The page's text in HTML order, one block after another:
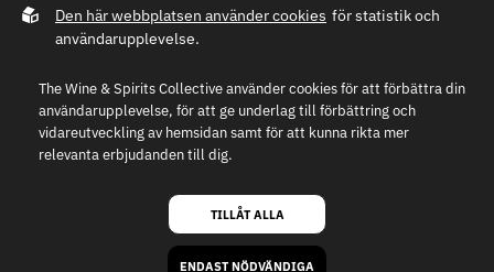
Kungsgatan 50
111 35 Stockholm
Webb av Sphinxly,CMS easyweb
Integritetspolicy
Den här webbplatsen använder cookies för statistik och
användarupplevelse.
The Wine & Spirits Collective använder cookies för att förbättra din
användarupplevelse, för att ge underlag till förbättring och
vidareutveckling av hemsidan samt för att kunna rikta mer
relevanta erbjudanden till dig.
personuppgiftspolicy. Om du samtycker till vår
. Om du vill ändra ditt val i efterhand
hittar du den möjligheten i botten på sidan.
ENDAST NÖDVÄNDIGA
TILLÅT ALLA